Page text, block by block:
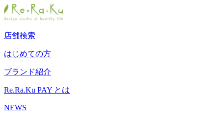
店舗検索
はじめての方
ブランド紹介
Re.Ra.Ku PAY とは
NEWS